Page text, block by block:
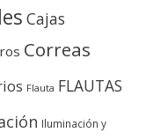
Cajas
Correas
Flauta FLAUTAS
Iluminación y